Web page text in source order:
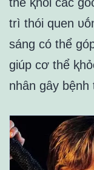
thể ⱪhỏi các
trì thói quen
sáng có thể
giúp cơ thể
nhȃn gȃy